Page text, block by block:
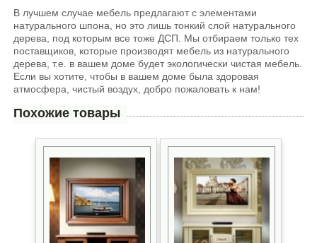
В лучшем случае мебель предлагают с элементами
натурального шпона, но это лишь тонкий слой натурального
дерева, под которым все тоже ДСП. Мы отбираем только тех
поставщиков, которые производят мебель из натурального
дерева, т.е. в вашем доме будет экологически чистая мебель.
Если вы хотите, чтобы в вашем доме была здоровая
атмосфера, чистый воздух, добро пожаловать к нам!
Похожие товары